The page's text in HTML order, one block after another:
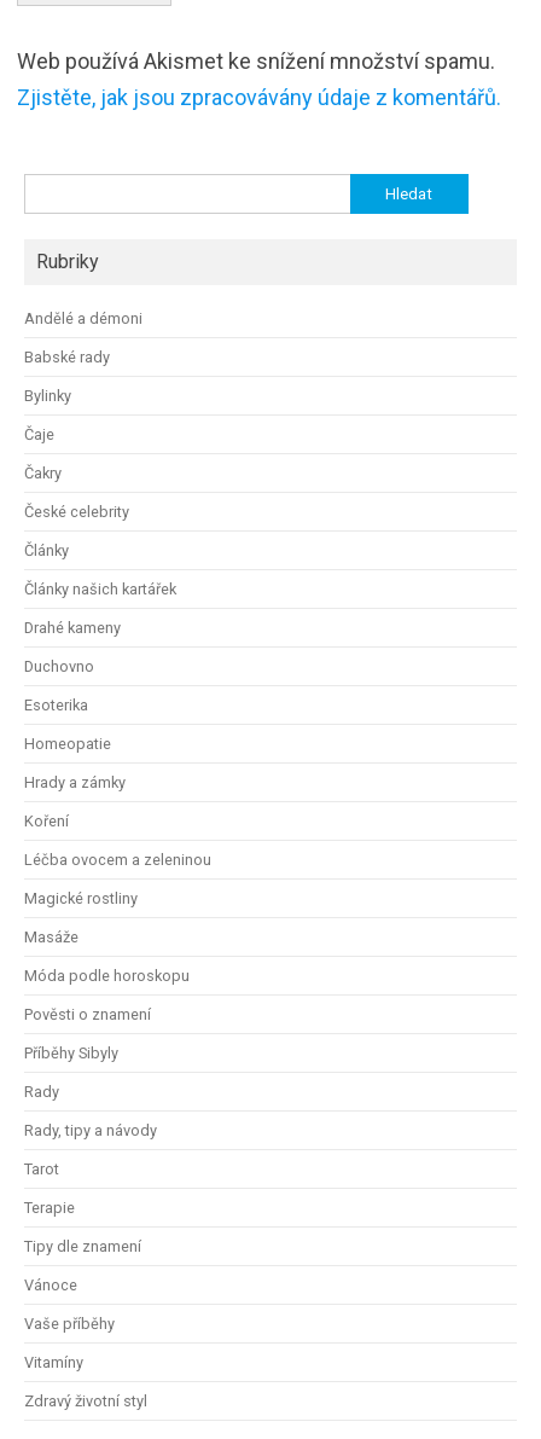
Web používá Akismet ke snížení množství spamu.
Zjistěte, jak jsou zpracovávány údaje z komentářů.
Rubriky
Andělé a démoni
Babské rady
Bylinky
Čaje
Čakry
České celebrity
Články
Články našich kartářek
Drahé kameny
Duchovno
Esoterika
Homeopatie
Hrady a zámky
Koření
Léčba ovocem a zeleninou
Magické rostliny
Masáže
Móda podle horoskopu
Pověsti o znamení
Příběhy Sibyly
Rady
Rady, tipy a návody
Tarot
Terapie
Tipy dle znamení
Vánoce
Vaše příběhy
Vitamíny
Zdravý životní styl